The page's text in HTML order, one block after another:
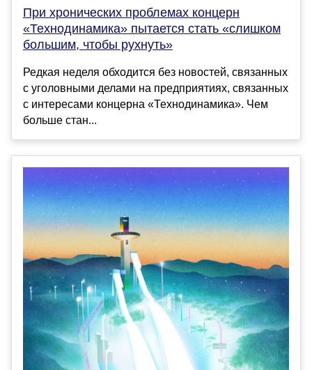
При хронических проблемах концерн
«Технодинамика» пытается стать «слишком
большим, чтобы рухнуть»
Редкая неделя обходится без новостей, связанных
с уголовными делами на предприятиях, связанных
с интересами концерна «Технодинамика». Чем
больше стан...